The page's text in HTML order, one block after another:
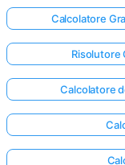
Calcolatore
Risolutore
Calcolatore